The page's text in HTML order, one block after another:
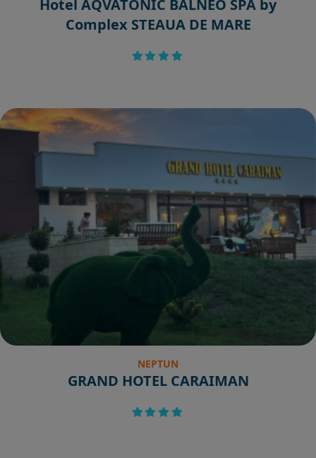
Hotel AQVATONIC BALNEO SPA by
Complex STEAUA DE MARE
NEPTUN
GRAND HOTEL CARAIMAN